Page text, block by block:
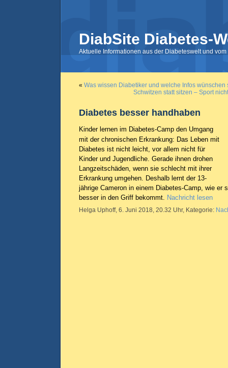
DiabSite Diabetes-
Aktuelle Informationen aus der Diabeteswelt und
« Was wissen Diabetiker und welche Infos wünschen
Schwitzen statt sitzen – Sport
Diabetes besser handhaben
Kinder lernen im Diabetes-Camp den Umgang
mit der chronischen Erkrankung: Das Leben mit
Diabetes ist nicht leicht, vor allem nicht für
Kinder und Jugendliche. Gerade ihnen drohen
Langzeitschäden, wenn sie schlecht mit ihrer
Erkrankung umgehen. Deshalb lernt der 13-
jährige Cameron in einem Diabetes-Camp, wie er
besser in den Griff bekommt. Nachricht lesen
Helga Uphoff, 6. Juni 2018, 20.32 Uhr, Kategorie: